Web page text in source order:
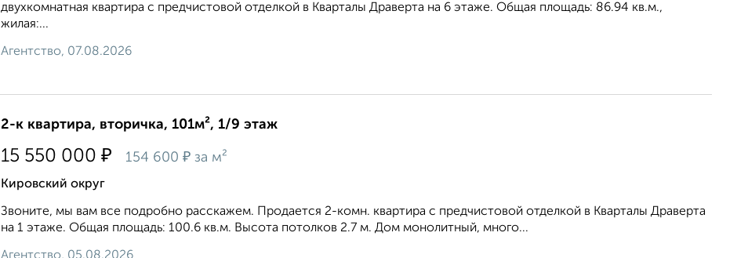
двухкомнатная квартира с предчистовой отделкой в Кварталы Драверта на 6 этаже. Общая площадь: 86.94 кв.м.,
жилая:...
Агентство, 07.08.2026
2-к квартира, вторичка, 101м², 1/9 этаж
15 550 000 ₽ 154 600 ₽ за м²
Кировский округ
Звоните, мы вам все подробно расскажем. Продается 2-комн. квартира с предчистовой отделкой в Кварталы Драверта
на 1 этаже. Общая площадь: 100.6 кв.м. Высота потолков 2.7 м. Дом монолитный, много...